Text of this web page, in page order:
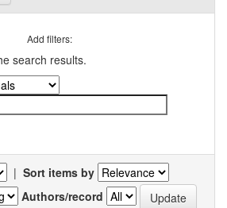
Add filters:
search results.
| Sort items by
Authors/record